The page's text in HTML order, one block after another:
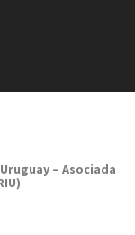
– Asociada